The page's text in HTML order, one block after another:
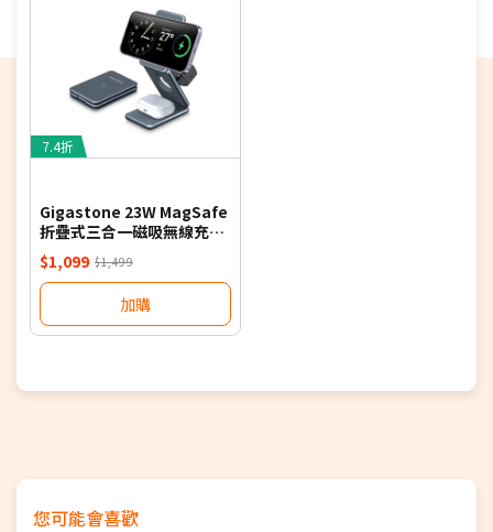
更快的 USB-C 傳輸速度。
Touch ID 解鎖與付款：
讓你用指紋就能解鎖 iPad mini、登入 app，和使用 Apple
Pay 安全地付款。
7.4折
Gigastone 23W MagSafe
折疊式三合一磁吸無線充電
座-深灰
$1,099 $1,499
加購
您可能會喜歡